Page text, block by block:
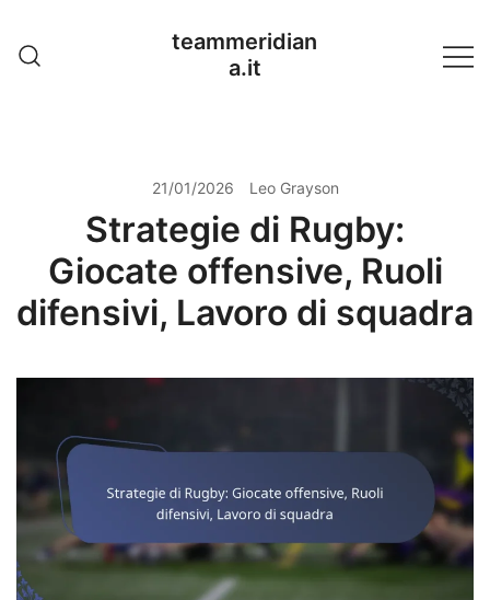
content
teammeridian
a.it
21/01/2026 Leo Grayson
Strategie di Rugby:
Giocate offensive, Ruoli
difensivi, Lavoro di squadra